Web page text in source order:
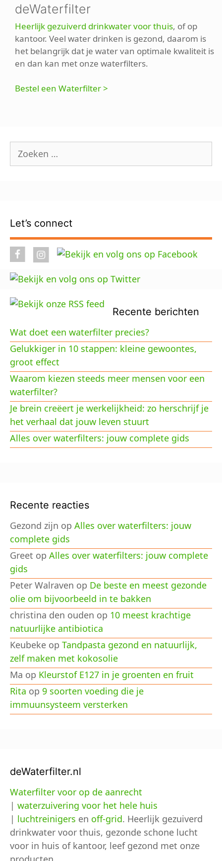
deWaterfilter
Heerlijk gezuiverd drinkwater voor thuis, of op
kantoor. Veel water drinken is gezond, daarom is
het belangrijk dat je water van optimale kwaliteit is
en dan kan met onze waterfilters.
Bestel een Waterfilter >
Zoek
naar:
Let’s connect
Recente berichten
Wat doet een waterfilter precies?
Gelukkiger in 10 stappen: kleine gewoontes,
groot effect
Waarom kiezen steeds meer mensen voor een
waterfilter?
Je brein creëert je werkelijkheid: zo herschrijf je
het verhaal dat jouw leven stuurt
Alles over waterfilters: jouw complete gids
Recente reacties
Gezond zijn op Alles over waterfilters: jouw
complete gids
Greet op Alles over waterfilters: jouw complete
gids
Peter Walraven op De beste en meest gezonde
olie om bijvoorbeeld in te bakken
christina den ouden op 10 meest krachtige
natuurlijke antibiotica
Keubeke op Tandpasta gezond en natuurlijk,
zelf maken met kokosolie
Ma op Kleurstof E127 in je groenten en fruit
Rita op 9 soorten voeding die je
immuunsysteem versterken
deWaterfilter.nl
Waterfilter voor op de aanrecht
| waterzuivering voor het hele huis
| luchtreinigers en off-grid. Heerlijk gezuiverd
drinkwater voor thuis, gezonde schone lucht
voor in huis of kantoor, leef gezond met onze